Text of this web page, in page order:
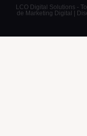
LCO Digital Solutions -
de Marketing Digital |